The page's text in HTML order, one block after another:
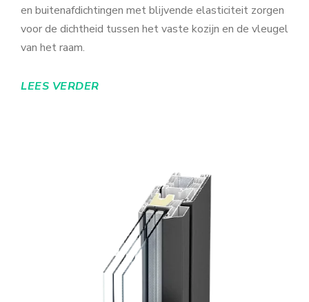
en buitenafdichtingen met blijvende elasticiteit zorgen
voor de dichtheid tussen het vaste kozijn en de vleugel
van het raam.
LEES VERDER